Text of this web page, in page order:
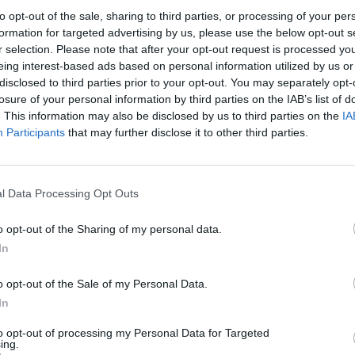
opt-out of the sale, sharing to third parties, or processing of your
for targeted advertising by us, please use the below opt-out
selection. Please note that after your opt-out request is processed
interest-based ads based on personal information utilized by us
to third parties prior to your opt-out. You may separately
of your personal information by third parties on the IAB’s list of
This information may also be disclosed by us to third parties on the
Participants that may further disclose it to other third parties.
Data Processing Opt Outs
opt-out of the Sharing of my personal data.
opt-out of the Sale of my Personal Data.
opt-out of processing my Personal Data for Targeted
neodhalí. Důležité
říká senátorka Jitka
je nejdéle sloužící
A je také senátorkou,
aktivně a dlouhodobě
tématu životního prostředí.
publicity, ale i témata,
pro společnost závažná.
s Jiřím
vodních toků
revitalizací potoků funguje
Použít princip
bagristy, říká Jiří
specialista vodních toků z